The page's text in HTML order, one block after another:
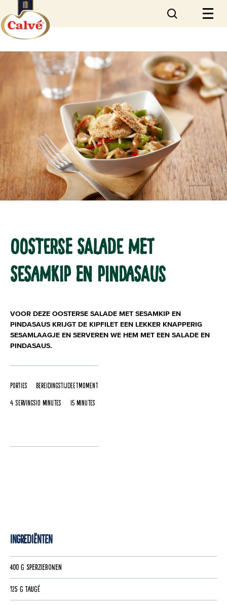
OOSTERSE SALADE MET
SESAMKIP EN PINDASAUS
VOOR DEZE OOSTERSE SALADE MET SESAMKIP EN
PINDASAUS KRIJGT DE KIPFILET EEN LEKKER KNAPPERIG
SESAMLAAGJE EN SERVEREN WE HEM MET EEN SALADE EN
PINDASAUS.
Porties
4 servings
Bereidingstijd
10 Minutes
Eetmoment
15 Minutes
Ingrediënten
400 g sperziebonen
125 g taugé